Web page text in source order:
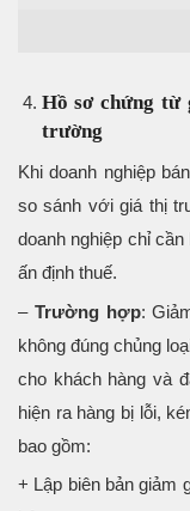
Hồ sơ chứng
trường
Khi doanh nghiệp
so sánh với giá thị
doanh nghiệp chỉ
ấn định thuế.
– Trường hợp:
không đúng chủng
cho khách hàng và
hiện ra hàng bị lỗi,
bao gồm:
+ Lập biên bản giảm